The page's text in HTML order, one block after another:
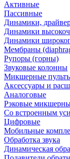
Активные
Пассивные
Динамики,
Динамики
Динамики
Мембраны
Рупоры (горны)
Звуковые колонны
Микшерные
Аксессуары и
Аналоговые
Рэковые
Со встроенным
Цифровые
Мобильные
Обработка звука
Динамическая